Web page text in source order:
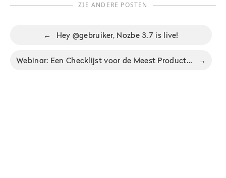
ZIE ANDERE POSTEN
← Hey @gebruiker, Nozbe 3.7 is live!
Webinar: Een Checklijst voor de Meest Productieve Voorjaarsschoonmaak →